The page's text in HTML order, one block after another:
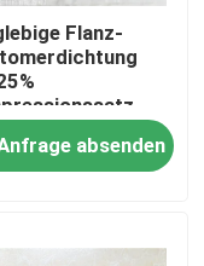
Flanz-
absenden